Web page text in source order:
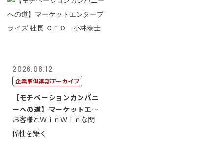
2026.06.12
企業家倶楽部アーカイブ
【モチベーションカンパニ
ーへの道】マーケットエン
タープライズ...
お客様とＷｉｎＷｉｎな関
係性を築く